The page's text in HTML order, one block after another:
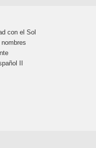
con el Sol
II